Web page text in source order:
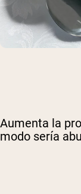
Aumenta la
modo sería